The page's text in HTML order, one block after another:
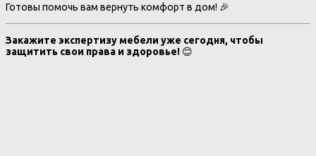
Готовы помочь вам вернуть комфорт в дом! 🎉
Закажите экспертизу мебели уже сегодня, чтобы
защитить свои права и здоровье! 😊